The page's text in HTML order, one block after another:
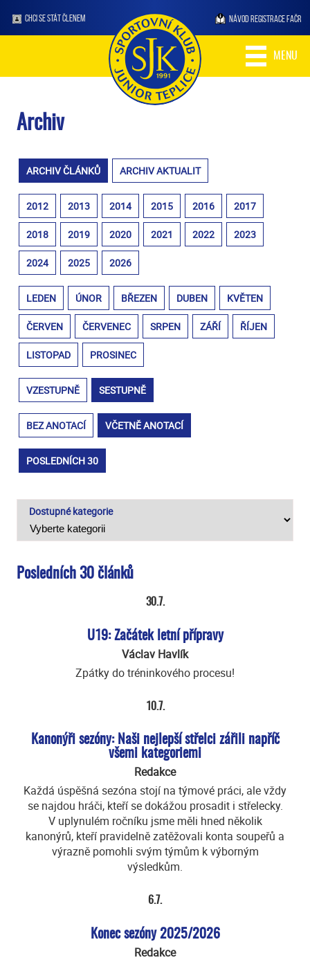
CHCI SE STÁT ČLENEM NÁVOD REGISTRACE FAČR
MENU
Archiv
ARCHIV ČLÁNKŮ ARCHIV AKTUALIT
2012 2013 2014 2015 2016 2017
2018 2019 2020 2021 2022 2023
2024 2025 2026
LEDEN ÚNOR BŘEZEN DUBEN KVĚTEN
ČERVEN ČERVENEC SRPEN ZÁŘÍ ŘÍJEN
LISTOPAD PROSINEC
VZESTUPNĚ SESTUPNĚ
BEZ ANOTACÍ VČETNĚ ANOTACÍ
POSLEDNÍCH 30
Dostupné kategorie
Posledních 30 článků
30.7.
U19: Začátek letní přípravy
Václav Havlík
Zpátky do tréninkového procesu!
10.7.
Kanonýři sezóny: Naši nejlepší střelci zářili napříč
všemi kategoriemi
Redakce
Každá úspěšná sezóna stojí na týmové práci, ale vždy
se najdou hráči, kteří se dokážou prosadit i střelecky.
V uplynulém ročníku jsme měli hned několik
kanonýrů, kteří pravidelně zatěžovali konta soupeřů a
výrazně pomohli svým týmům k výborným
výsledkům.
6.7.
Konec sezóny 2025/2026
Redakce